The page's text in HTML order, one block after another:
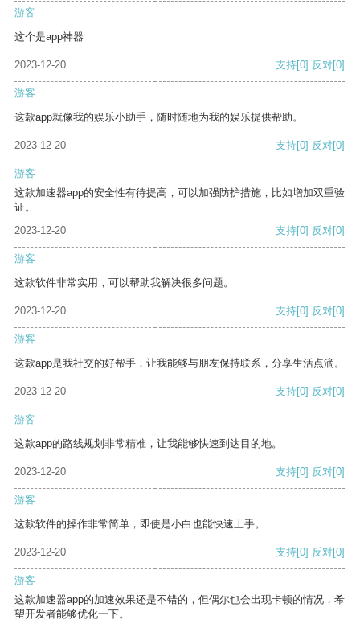
游客
这个是app神器
2023-12-20 支持[0] 反对[0]
游客
这款app就像我的娱乐小助手，随时随地为我的娱乐提供帮助。
2023-12-20 支持[0] 反对[0]
游客
这款加速器app的安全性有待提高，可以加强防护措施，比如增加双重验
证。
2023-12-20
支持[0] 反对[0]
游客
这款软件非常实用，可以帮助我解决很多问题。
2023-12-20 支持[0] 反对[0]
游客
这款app是我社交的好帮手，让我能够与朋友保持联系，分享生活点滴。
2023-12-20 支持[0] 反对[0]
游客
这款app的路线规划非常精准，让我能够快速到达目的地。
2023-12-20 支持[0] 反对[0]
游客
这款软件的操作非常简单，即使是小白也能快速上手。
2023-12-20 支持[0] 反对[0]
游客
这款加速器app的加速效果还是不错的，但偶尔也会出现卡顿的情况，希
望开发者能够优化一下。